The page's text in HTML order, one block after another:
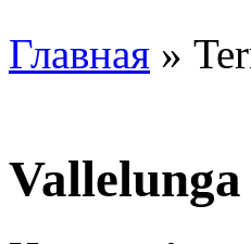
Главная »